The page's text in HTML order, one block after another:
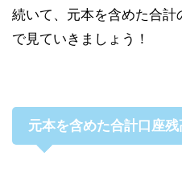
続いて、元本を含めた合
で見ていきましょう！
元本を含めた合計口座残